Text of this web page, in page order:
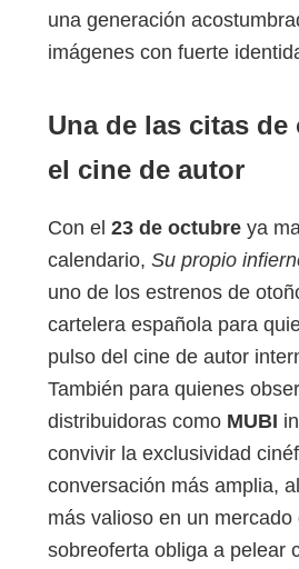
una generación
imágenes con fuerte
Una de las citas
el cine de autor
Con el 23 de octubre ya
calendario, Su propio
uno de los estrenos de
cartelera española para
pulso del cine de autor
También para quienes
distribuidoras como MUBI
convivir la exclusividad
conversación más amplia,
más valioso en un mercado
sobreoferta obliga a pelear